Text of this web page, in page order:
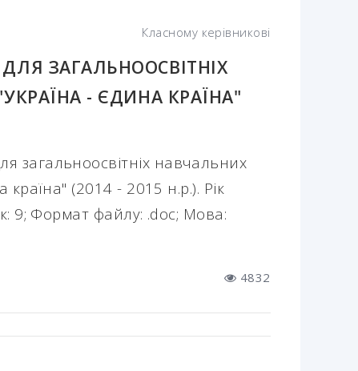
Класному керівникові
ЗАГАЛЬНООСВІТНІХ
- ЄДИНА КРАЇНА"
загальноосвітніх навчальних
країна" (2014 - 2015 н.р.). Рік
9; Формат файлу: .doc; Мова:
4832